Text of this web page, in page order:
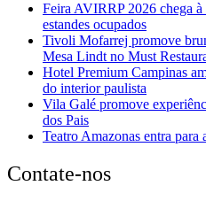
Feira AVIRRP 2026 chega à
estandes ocupados
Tivoli Mofarrej promove
Mesa Lindt no Must
Hotel Premium Campinas
do interior paulista
Vila Galé promove
dos Pais
Teatro Amazonas entra
Contate-nos